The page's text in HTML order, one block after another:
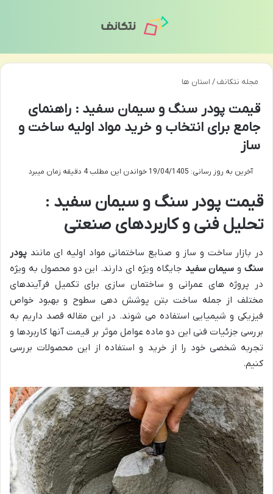
مجله نتکانف/ استان ها
قیمت پودر سنگ و سیمان سفید : راهنمای
جامع برای انتخاب و خرید مواد اولیه ساخت و
ساز
آخرین به روز رسانی: 19/04/1405 خواندن این مطلب 4 دقیقه زمان میبرد
قیمت پودر سنگ و سیمان سفید :
تحلیل فنی و کاربردهای صنعتی
در بازار ساخت و ساز و صنایع ساختمانی مواد اولیه ای مانند پودر
سنگو سیمان سفید جایگاه ویژه ای دارند. این دو محصول به ویژه
در پروژه های عمرانی و ساختمان سازی برای تکمیل فرآیندهای
مختلف از جمله ساخت بتن پوشش دهی سطوح و بهبود خواص
فیزیکی و شیمیایی استفاده می شوند. در این مقاله قصد داریم به
بررسی جزئیات فنی این دو ماده عوامل موثر بر قیمت آنها کاربردها و
تجربه شخصی خود را از خرید و استفاده از این محصولات بررسی
کنیم.